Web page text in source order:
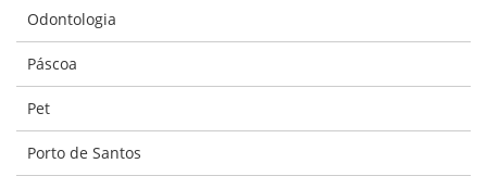
Odontologia
Páscoa
Pet
Porto de Santos